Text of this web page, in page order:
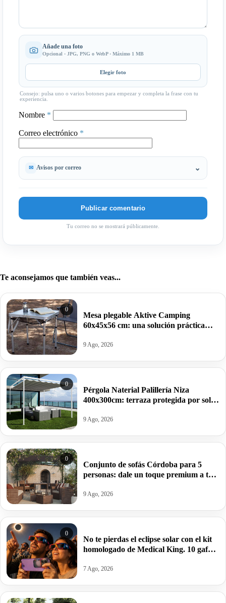
Añade una foto
Opcional · JPG, PNG o WebP · Máximo 1 MB
Elegir foto
Consejo: pulsa uno o varios botones para empezar y completa la frase con tu
experiencia.
Nombre *
Correo electrónico *
Avisos por correo
Tu correo no se mostrará públicamente.
Te aconsejamos que también veas...
0
Mesa plegable Aktive Camping
60x45x56 cm: una solución práctica
aire libre por 18,64€.
9 Ago, 2026
0
Pérgola Naterial Palillería Niza
400x300cm: terraza protegida por solo
9 Ago, 2026
0
Conjunto de sofás Córdoba para 5
personas: dale un toque premium a tu
9 Ago, 2026
0
No te pierdas el eclipse solar con el kit
homologado de Medical King. 10 gafas
10,99€.
7 Ago, 2026